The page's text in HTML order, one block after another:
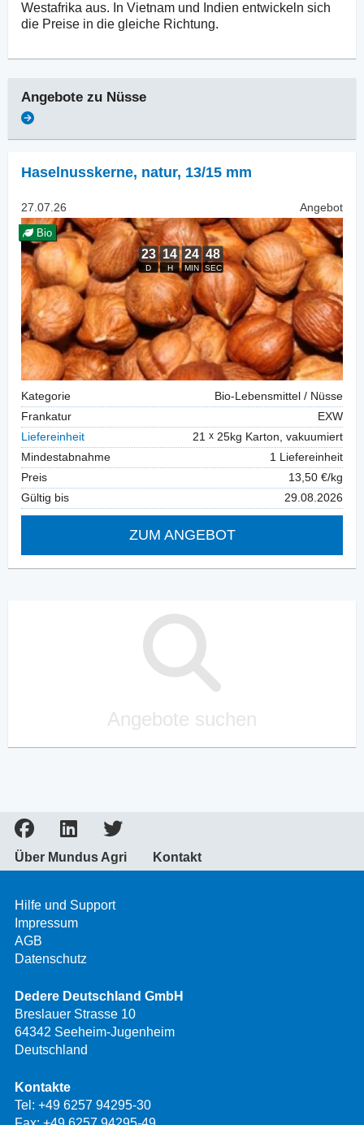
Westafrika aus. In Vietnam und Indien entwickeln sich
die Preise in die gleiche Richtung.
Angebote zu Nüsse
Haselnusskerne, natur, 13/15 mm
27.07.26 Angebot
Bio
Kategorie
Bio-Lebensmittel / Nüsse
Frankatur
EXW
Liefereinheit
21
25kg Karton, vakuumiert
Mindestabnahme
1 Liefereinheit
Preis
13,50 €/kg
Gültig bis
29.08.2026
ZUM ANGEBOT
Angebote suchen
Über Mundus Agri Kontakt
Hilfe und Support
Impressum
AGB
Datenschutz
Dedere Deutschland GmbH
Breslauer Strasse 10
64342 Seeheim-Jugenheim
Deutschland
Kontakte
Tel: +49 6257 94295-30